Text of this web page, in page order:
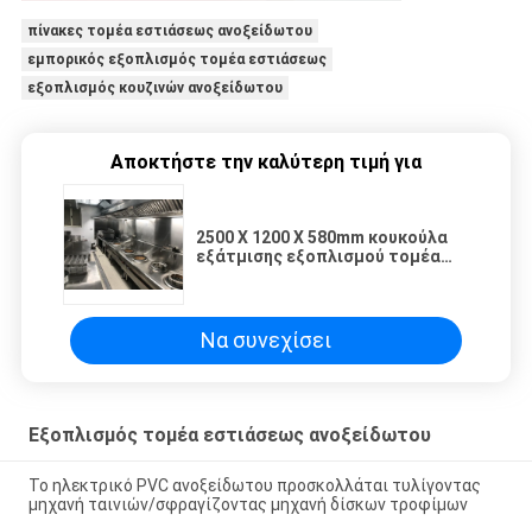
πίνακες τομέα εστιάσεως ανοξείδωτου
εμπορικός εξοπλισμός τομέα εστιάσεως
εξοπλισμός κουζινών ανοξείδωτου
Αποκτήστε την καλύτερη τιμή για
2500 X 1200 X 580mm κουκούλα
εξάτμισης εξοπλισμού τομέα
Να συνεχίσει
Εξοπλισμός τομέα εστιάσεως ανοξείδωτου
Το ηλεκτρικό PVC ανοξείδωτου προσκολλάται τυλίγοντας
μηχανή ταινιών/σφραγίζοντας μηχανή δίσκων τροφίμων